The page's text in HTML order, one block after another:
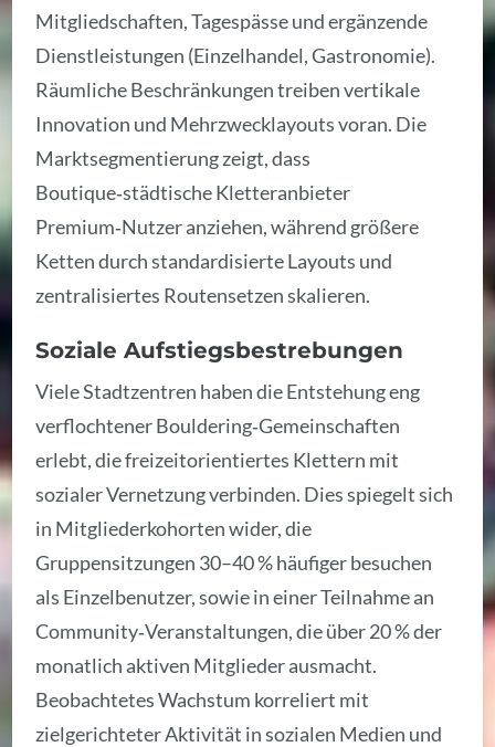
Mitgliedschaften, Tagespässe und ergänzende
Dienstleistungen (Einzelhandel, Gastronomie).
Räumliche Beschränkungen treiben vertikale
Innovation und Mehrzwecklayouts voran. Die
Marktsegmentierung zeigt, dass
Boutique‑städtische Kletteranbieter
Premium‑Nutzer anziehen, während größere
Ketten durch standardisierte Layouts und
zentralisiertes Routensetzen skalieren.
Soziale Aufstiegsbestrebungen
Viele Stadtzentren haben die Entstehung eng
verflochtener Bouldering‑Gemeinschaften
erlebt, die freizeitorientiertes Klettern mit
sozialer Vernetzung verbinden. Dies spiegelt sich
in Mitgliederkohorten wider, die
Gruppensitzungen 30–40 % häufiger besuchen
als Einzelbenutzer, sowie in einer Teilnahme an
Community‑Veranstaltungen, die über 20 % der
monatlich aktiven Mitglieder ausmacht.
Beobachtetes Wachstum korreliert mit
zielgerichteter Aktivität in sozialen Medien und